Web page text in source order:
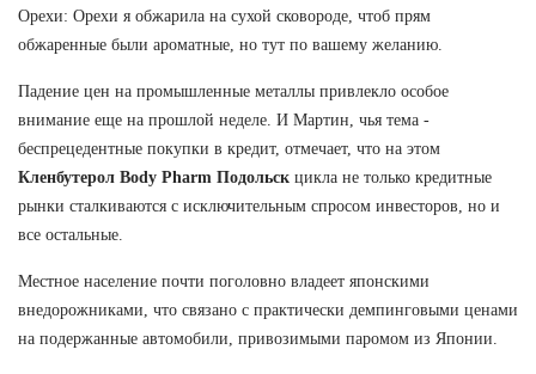
Орехи: Орехи я обжарила на сухой сковороде, чтоб прям
обжаренные были ароматные, но тут по вашему желанию.
Падение цен на промышленные металлы привлекло особое
внимание еще на прошлой неделе. И Мартин, чья тема -
беспрецедентные покупки в кредит, отмечает, что на этом
Кленбутерол Body Pharm Подольск цикла не только кредитные
рынки сталкиваются с исключительным спросом инвесторов, но и
все остальные.
Местное население почти поголовно владеет японскими
внедорожниками, что связано с практически демпинговыми ценами
на подержанные автомобили, привозимыми паромом из Японии.